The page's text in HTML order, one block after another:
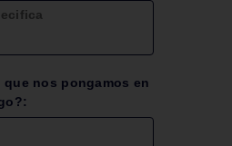
que nos pongamos en